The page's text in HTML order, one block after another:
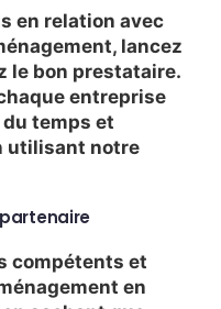
en relation avec
, lancez
le bon prestataire.
entreprise
temps et
utilisant notre
compétents et
en